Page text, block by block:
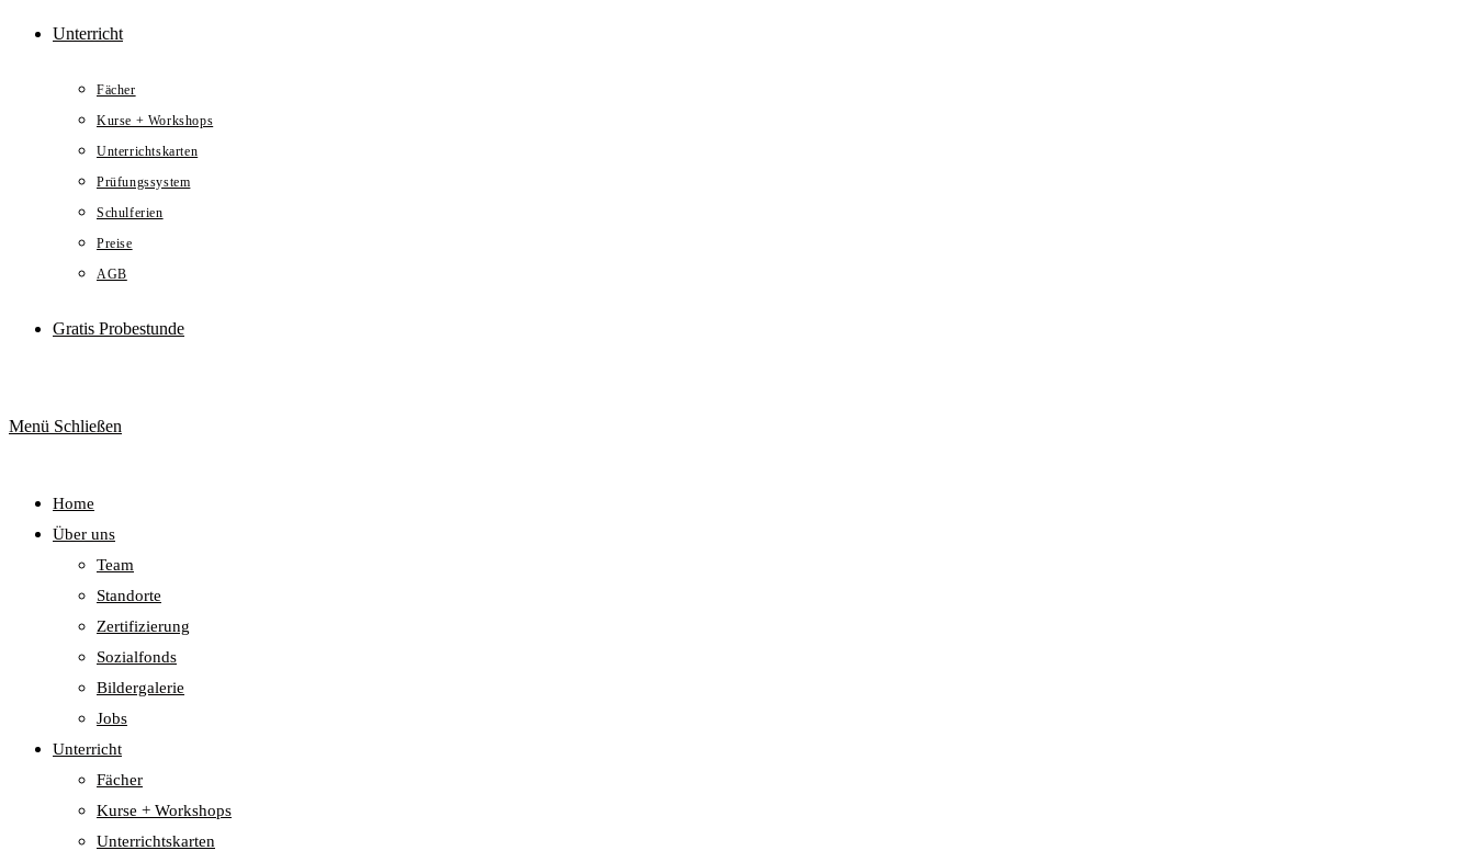
Unterricht
Fächer
Kurse + Workshops
Unterrichtskarten
Prüfungssystem
Schulferien
Preise
AGB
Gratis Probestunde
Menü Schließen
Home
Über uns
Team
Standorte
Zertifizierung
Sozialfonds
Bildergalerie
Jobs
Unterricht
Fächer
Kurse + Workshops
Unterrichtskarten